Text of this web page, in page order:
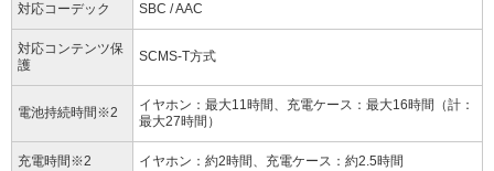
対応コーデック SBC / AAC
対応コンテンツ保
護
SCMS-T方式
電池持続時間※2
イヤホン：最大11時間、充電ケース：最大16時間（計：
最大27時間）
充電時間※2 イヤホン：約2時間、充電ケース：約2.5時間